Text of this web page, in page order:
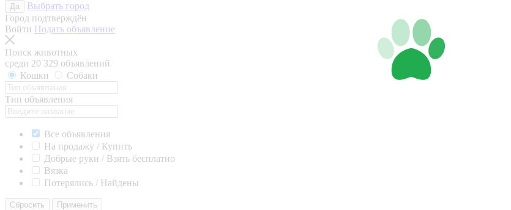
Да
Выбрать город
Город подтверждён
Войти Подать объявление
Поиск животных
среди 20 329 объявлений
Кошки
Собаки
Тип объявления
Все объявления
На продажу / Купить
Добрые руки / Взять бесплатно
Вязка
Потерялись / Найдены
Сбросить Применить